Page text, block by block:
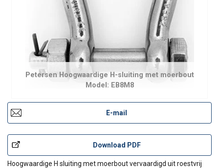
Petersen Hoogwaardige H-sluiting met moerbout
Model: EB8M8
E-mail
Download PDF
Hoogwaardige H sluiting met moerbout vervaardigd uit roestvrij